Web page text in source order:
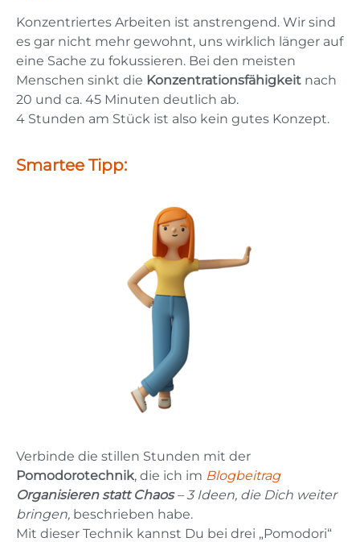
Konzentriertes Arbeiten ist anstrengend. Wir sind
es gar nicht mehr gewohnt, uns wirklich länger auf
eine Sache zu fokussieren. Bei den meisten
Menschen sinkt die Konzentrationsfähigkeit nach
20 und ca. 45 Minuten deutlich ab.
4 Stunden am Stück ist also kein gutes Konzept.
Smartee Tipp:
Verbinde die stillen Stunden mit der
Pomodorotechnik, die ich im Blogbeitrag
Organisieren statt Chaos– 3 Ideen, die Dich weiter
bringen, beschrieben habe.
Mit dieser Technik kannst Du bei drei „Pomodori“